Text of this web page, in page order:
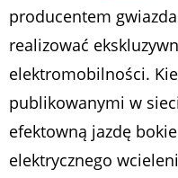
producentem
realizować
elektromobilności.
publikowanymi w
efektowną jazdę
elektrycznego